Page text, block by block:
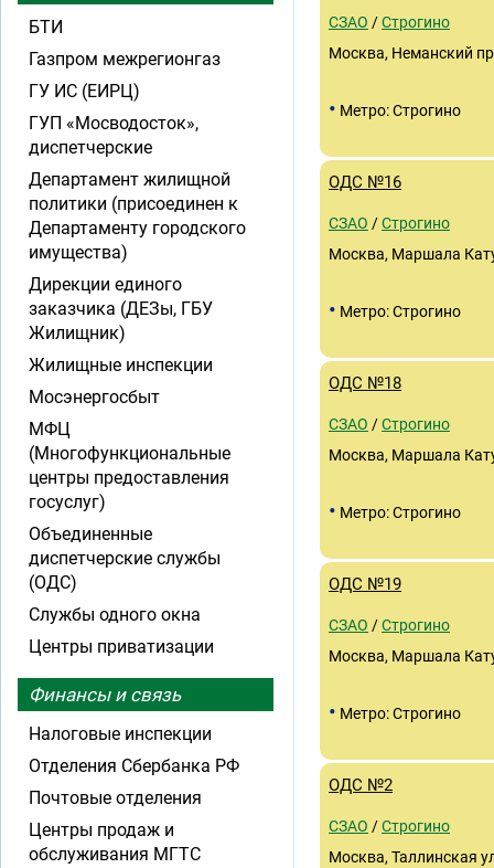
СЗАО /Строгино
Москва, Неманский
• Метро: Строгино
ОДС №16
СЗАО /Строгино
Москва, Маршала
• Метро: Строгино
ОДС №18
СЗАО /Строгино
Москва, Маршала
• Метро: Строгино
ОДС №19
СЗАО /Строгино
Москва, Маршала
• Метро: Строгино
ОДС №2
СЗАО /Строгино
Москва, Таллинская
БТИ
Газпром межрегионгаз
ГУ ИС (ЕИРЦ)
ГУП «Мосводосток»,
диспетчерские
Департамент жилищной
политики (присоединен к
Департаменту городского
имущества)
Дирекции единого
заказчика (ДЕЗы, ГБУ
Жилищник)
Жилищные инспекции
Мосэнергосбыт
МФЦ
(Многофункциональные
центры предоставления
госуслуг)
Объединенные
диспетчерские службы
(ОДС)
Службы одного окна
Центры приватизации
Финансы и связь
Налоговые инспекции
Отделения Сбербанка РФ
Почтовые отделения
Центры продаж и
обслуживания МГТС